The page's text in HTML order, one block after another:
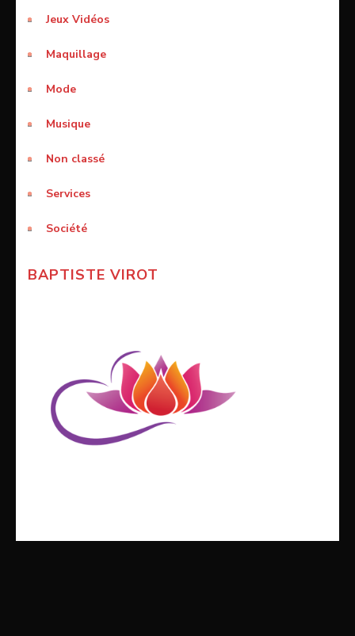
Jeux Vidéos
Maquillage
Mode
Musique
Non classé
Services
Société
BAPTISTE VIROT